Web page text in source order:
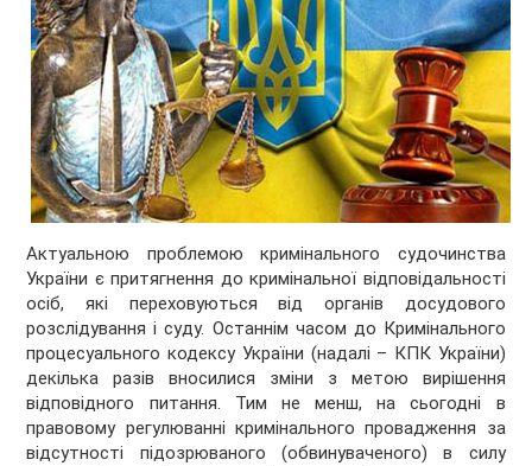
Актуальною проблемою кримінального судочинства
України є притягнення до кримінальної відповідальності
осіб, які переховуються від органів досудового
розслідування і суду. Останнім часом до Кримінального
процесуального кодексу України (надалі – КПК України)
декілька разів вносилися зміни з метою вирішення
відповідного питання. Тим не менш, на сьогодні в
правовому регулюванні кримінального провадження за
відсутності підозрюваного (обвинуваченого) в силу